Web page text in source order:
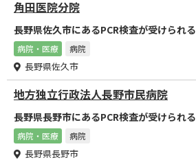
角田医院分院
長野県佐久市にあるPCR検査が受けられ
病院・医療 病院
長野県佐久市
地方独立行政法人長野市民病院
長野県長野市にあるPCR検査が受けられ
病院・医療 病院
長野県長野市